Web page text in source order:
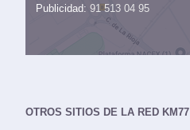
Publicidad: 91 513 04 95
OTROS SITIOS DE LA RED KM77